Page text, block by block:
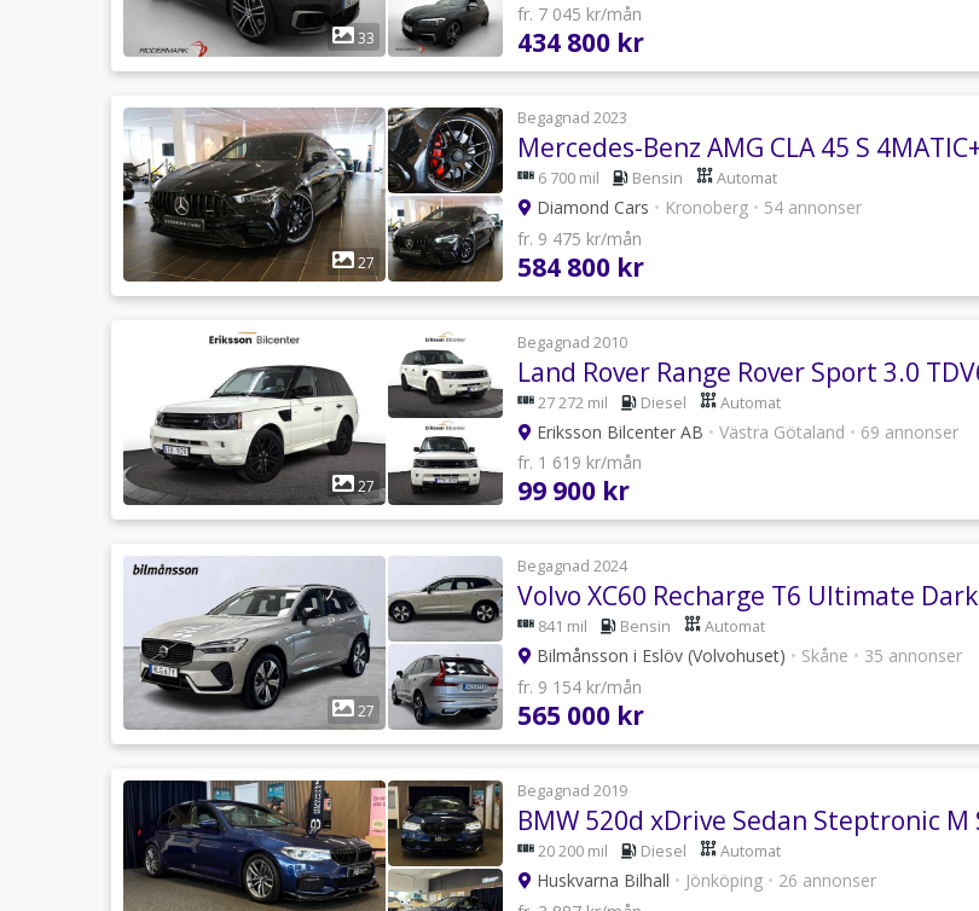
33
fr. 7 045 kr/mån
434 800 kr
27
Begagnad 2023
6 700 mil Bensin Automat
Diamond Cars • Kronoberg • 54 annonser
fr. 9 475 kr/mån
584 800 kr
27
Begagnad 2010
27 272 mil Diesel Automat
Eriksson Bilcenter AB • Västra Götaland • 69 annonser
fr. 1 619 kr/mån
99 900 kr
27
Begagnad 2024
Volvo XC60 Recharge T6 Ultimate Dark
841 mil Bensin Automat
Bilmånsson i Eslöv (Volvohuset) • Skåne • 35 annonser
fr. 9 154 kr/mån
565 000 kr
Begagnad 2019
20 200 mil Diesel Automat
Huskvarna Bilhall • Jönköping • 26 annonser